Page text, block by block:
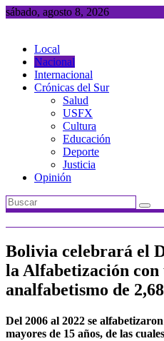
Saltar
sábado, agosto 8, 2026
Local
Nacional
Internacional
Crónicas del Sur
Salud
USFX
Cultura
Educación
Deporte
Justicia
Opinión
Bolivia celebrará el
la Alfabetización con
analfabetismo de
Del 2006 al 2022 se
mayores de 15 años, de las